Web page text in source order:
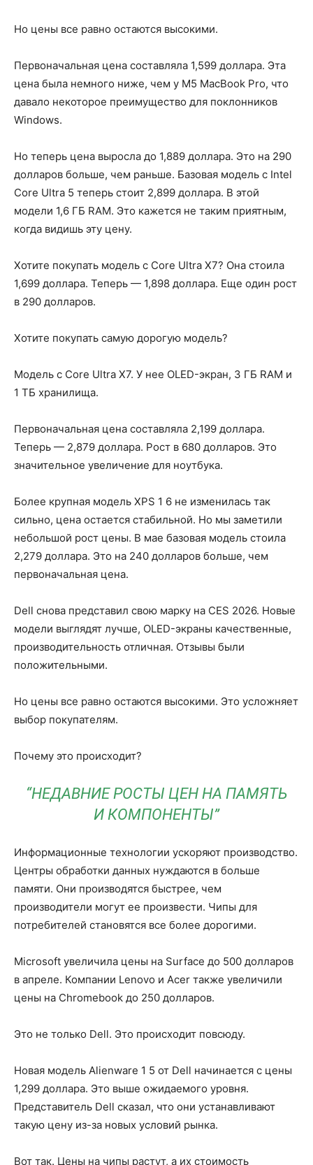
Но цены все равно остаются высокими.
Первоначальная цена составляла 1,599 доллара. Эта
цена была немного ниже, чем у M5 MacBook Pro, что
давало некоторое преимущество для поклонников
Windows.
Но теперь цена выросла до 1,889 доллара. Это на 290
долларов больше, чем раньше. Базовая модель с Intel
Core Ultra 5 теперь стоит 2,899 доллара. В этой
модели 1,6 ГБ RAM. Это кажется не таким приятным,
когда видишь эту цену.
Хотите покупать модель с Core Ultra X7? Она стоила
1,699 доллара. Теперь — 1,898 доллара. Еще один рост
в 290 долларов.
Хотите покупать самую дорогую модель?
Модель с Core Ultra X7. У нее OLED-экран, 3 ГБ RAM и
1 ТБ хранилища.
Первоначальная цена составляла 2,199 доллара.
Теперь — 2,879 доллара. Рост в 680 долларов. Это
значительное увеличение для ноутбука.
Более крупная модель XPS 1 6 не изменилась так
сильно, цена остается стабильной. Но мы заметили
небольшой рост цены. В мае базовая модель стоила
2,279 доллара. Это на 240 долларов больше, чем
первоначальная цена.
Dell снова представил свою марку на CES 2026. Новые
модели выглядят лучше, OLED-экраны качественные,
производительность отличная. Отзывы были
положительными.
Но цены все равно остаются высокими. Это усложняет
выбор покупателям.
Почему это происходит?
“НЕДАВНИЕ РОСТЫ ЦЕН НА ПАМЯТЬ
И КОМПОНЕНТЫ”
Информационные технологии ускоряют производство.
Центры обработки данных нуждаются в больше
памяти. Они производятся быстрее, чем
производители могут ее произвести. Чипы для
потребителей становятся все более дорогими.
Microsoft увеличила цены на Surface до 500 долларов
в апреле. Компании Lenovo и Acer также увеличили
цены на Chromebook до 250 долларов.
Это не только Dell. Это происходит повсюду.
Новая модель Alienware 1 5 от Dell начинается с цены
1,299 доллара. Это выше ожидаемого уровня.
Представитель Dell сказал, что они устанавливают
такую цену из-за новых условий рынка.
Вот так. Цены на чипы растут, а их стоимость